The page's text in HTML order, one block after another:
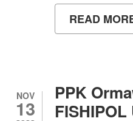
READ
NOV
13
PPK